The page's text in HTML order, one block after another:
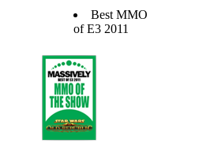
Best MMO
of E3 2011